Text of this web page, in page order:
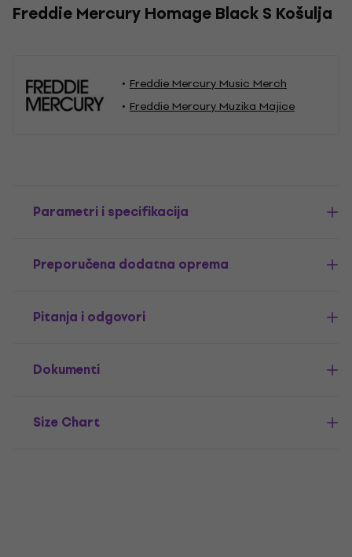
Freddie Mercury Homage Black S Košulja
Freddie Mercury Music Merch
Freddie Mercury Muzika Majice
Parametri i specifikacija
Preporučena dodatna oprema
Pitanja i odgovori
Dokumenti
Size Chart